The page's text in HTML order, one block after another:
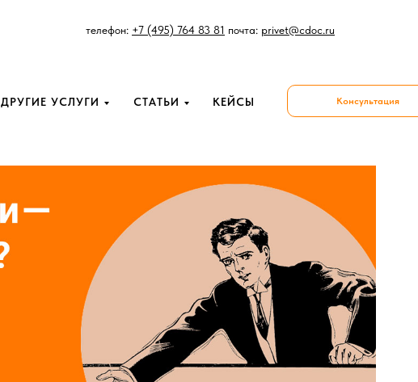
телефон: +7 (495) 764 83 81 почта: privet@cdoc.ru
Консультация
КЕЙСЫ
СТАТЬИ
ДРУГИЕ УСЛУГИ